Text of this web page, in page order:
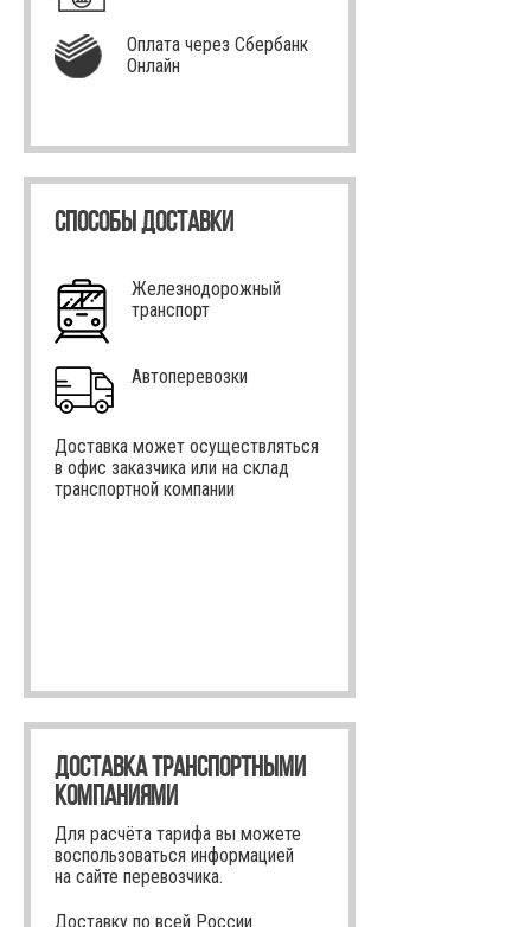
Оплата через Сбербанк
Онлайн
СПОСОБЫ ДОСТАВКИ
Железнодорожный
транспорт
Автоперевозки
Доставка может осуществляться
в офис заказчика или на склад
транспортной компании
ДОСТАВКА ТРАНСПОРТНЫМИ
КОМПАНИЯМИ
Для расчёта тарифа вы можете
воспользоваться информацией
на сайте перевозчика.
Доставку по всей России